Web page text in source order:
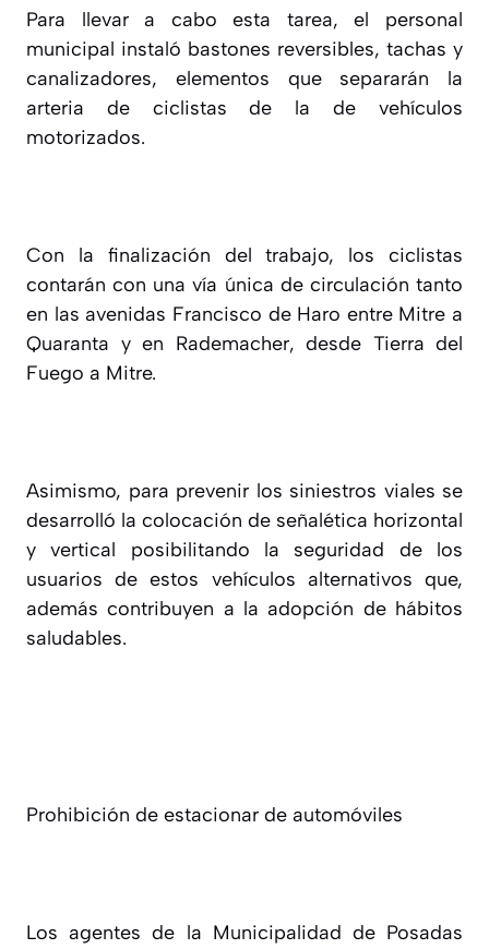
Para llevar a cabo esta tarea, el personal
municipal instaló bastones reversibles, tachas y
canalizadores, elementos que separarán la
arteria de ciclistas de la de vehículos
motorizados.
Con la finalización del trabajo, los ciclistas
contarán con una vía única de circulación tanto
en las avenidas Francisco de Haro entre Mitre a
Quaranta y en Rademacher, desde Tierra del
Fuego a Mitre.
Asimismo, para prevenir los siniestros viales se
desarrolló la colocación de señalética horizontal
y vertical posibilitando la seguridad de los
usuarios de estos vehículos alternativos que,
además contribuyen a la adopción de hábitos
saludables.
Prohibición de estacionar de automóviles
Los agentes de la Municipalidad de Posadas